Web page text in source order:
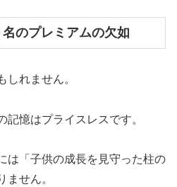
のプレミアムの欠如
しれません。
記憶はプライスレスです。
は「子供の成長を見守った柱の
ません。